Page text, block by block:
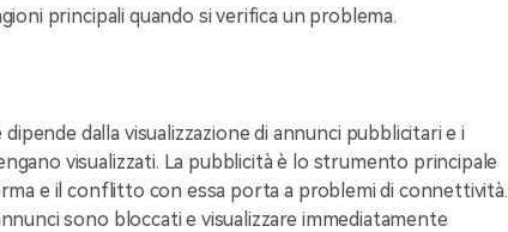
principali quando si verifica un problema.
dipende dalla visualizzazione di annunci pubblicitari e i
visualizzati. La pubblicità è lo strumento principale
e il conflitto con essa porta a problemi di connettività.
sono bloccati e visualizzare immediatamente